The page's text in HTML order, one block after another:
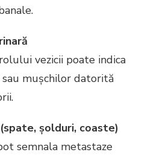
vezicii poate indica
sau mușchilor datorită
șolduri, coaste)
semnala metastaze